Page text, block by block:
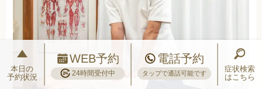
本日の
予約状況
WEB予約
24時間受付中
電話予約
タップで通話可能です
症状検索
はこちら